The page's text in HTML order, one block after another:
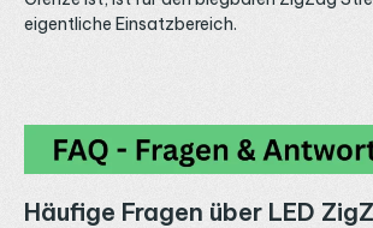
eigentliche Einsatzbereich.
Häufige Fragen über LED